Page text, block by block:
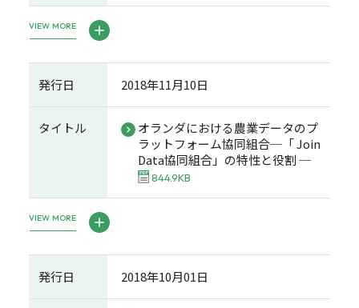
VIEW MORE
発行日 2018年11月10日
タイトル
オランダにおける農業データのプ
ラットフォーム協同組合─「 Join
Data協同組合」の特性と役割 ─
844.9KB
VIEW MORE
発行日 2018年10月01日